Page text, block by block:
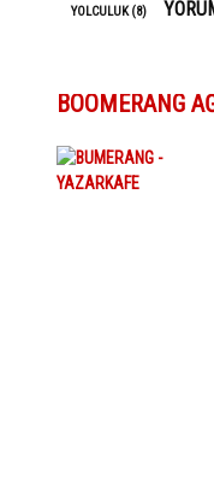
YOLCULUK(8)
BOOMERANG